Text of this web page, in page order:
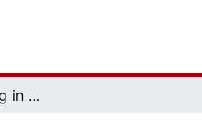
Gender stereotyping in mass media (based on the linguistic and discursive analysis of news articles and advertisements)